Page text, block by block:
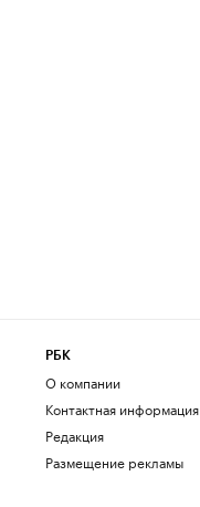
РБК
О компании
Контактная информация
Редакция
Размещение рекламы